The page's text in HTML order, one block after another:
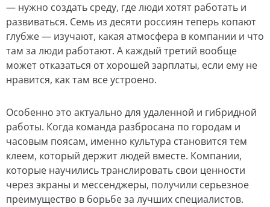
— нужно создать среду, где люди хотят работать и
развиваться. Семь из десяти россиян теперь копают
глубже — изучают, какая атмосфера в компании и что
там за люди работают. А каждый третий вообще
может отказаться от хорошей зарплаты, если ему не
нравится, как там все устроено.
Особенно это актуально для удаленной и гибридной
работы. Когда команда разбросана по городам и
часовым поясам, именно культура становится тем
клеем, который держит людей вместе. Компании,
которые научились транслировать свои ценности
через экраны и мессенджеры, получили серьезное
преимущество в борьбе за лучших специалистов.